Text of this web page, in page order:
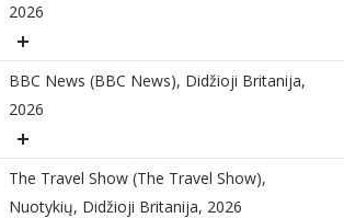
2026
BBC News (BBC News), Didžioji Britanija,
2026
The Travel Show (The Travel Show),
Nuotykių, Didžioji Britanija, 2026